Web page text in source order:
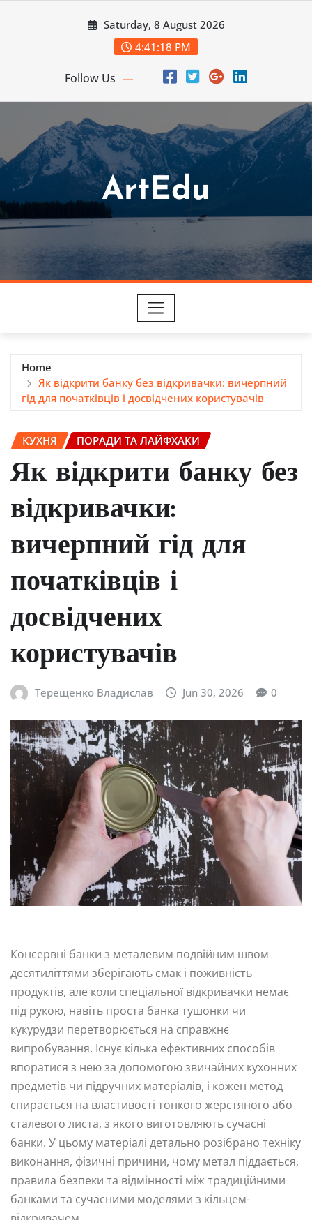
Saturday, 8 August 2026
4:41:19 PM
Follow Us
ArtEdu
Home
Як відкрити банку без відкривачки: вичерпний
гід для початківців і досвідчених користувачів
КУХНЯ ПОРАДИ ТА ЛАЙФХАКИ
Як відкрити банку без
відкривачки:
вичерпний гід для
початківців і
досвідчених
користувачів
Терещенко Владислав Jun 30, 2026 0
Консервні банки з металевим подвійним швом
десятиліттями зберігають смак і поживність
продуктів, але коли спеціальної відкривачки немає
під рукою, навіть проста банка тушонки чи
кукурудзи перетворюється на справжнє
випробування. Існує кілька ефективних способів
впоратися з нею за допомогою звичайних кухонних
предметів чи підручних матеріалів, і кожен метод
спирається на властивості тонкого жерстяного або
сталевого листа, з якого виготовляють сучасні
банки. У цьому матеріалі детально розібрано техніку
виконання, фізичні причини, чому метал піддається,
правила безпеки та відмінності між традиційними
банками та сучасними моделями з кільцем-